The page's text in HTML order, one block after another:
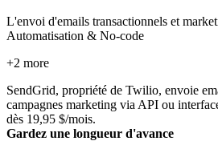
L'envoi d'emails transactionnels et
Automatisation & No-code
+2 more
SendGrid, propriété de Twilio, envoie
campagnes marketing via API ou
dès 19,95 $/mois.
Gardez une longueur d'avance